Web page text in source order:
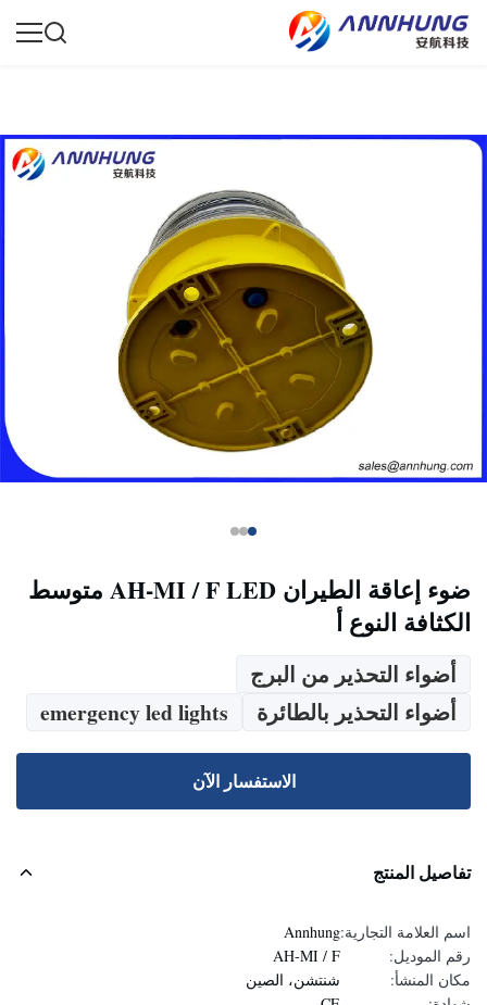
ضوء إعاقة الطيران AH-MI / F LED متوسط ​​
الكثافة النوع أ
أضواء التحذير من البرج
أضواء التحذير بالطائرة
emergency led lights
الاستفسار الآن
تفاصيل المنتج
اسم العلامة التجارية:Annhung
رقم الموديل:
AH-MI / F
مكان المنشأ:
شنتشن، الصين